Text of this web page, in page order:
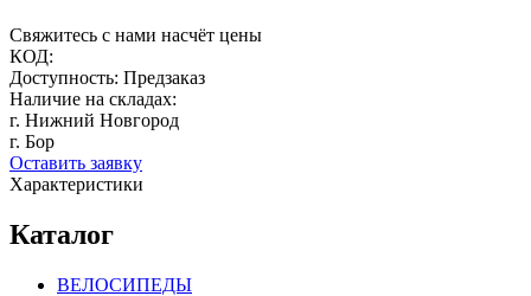
Свяжитесь с нами насчёт цены
КОД:
Доступность: Предзаказ
Наличие на складах:
г. Нижний Новгород
г. Бор
Оставить заявку
Характеристики
Каталог
ВЕЛОСИПЕДЫ